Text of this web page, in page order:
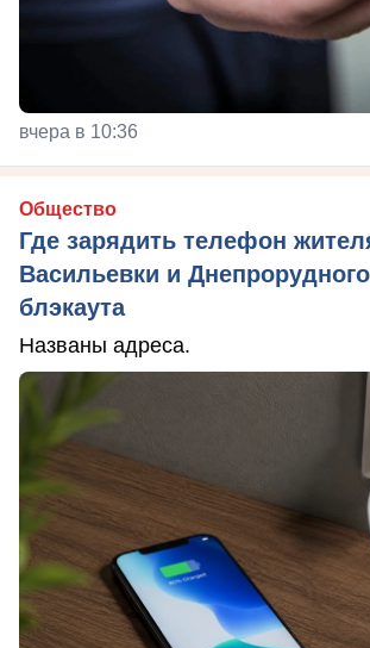
вчера в 10:36
Общество
Где зарядить телефон
Васильевки и
блэкаута
Названы адреса.